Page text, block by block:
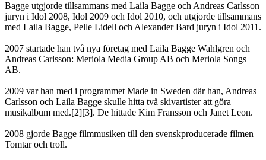
Bagge utgjorde tillsammans med Laila Bagge och Andreas Carlsson
juryn i Idol 2008, Idol 2009 och Idol 2010, och utgjorde tillsammans
med Laila Bagge, Pelle Lidell och Alexander Bard juryn i Idol 2011.
2007 startade han två nya företag med Laila Bagge Wahlgren och
Andreas Carlsson: Meriola Media Group AB och Meriola Songs
AB.
2009 var han med i programmet Made in Sweden där han, Andreas
Carlsson och Laila Bagge skulle hitta två skivartister att göra
musikalbum med.[2][3]. De hittade Kim Fransson och Janet Leon.
2008 gjorde Bagge filmmusiken till den svenskproducerade filmen
Tomtar och troll.